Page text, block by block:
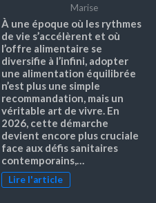
Marise
À une époque où les rythmes
de vie s’accélèrent et où
l’offre alimentaire se
diversifie à l’infini, adopter
une alimentation équilibrée
n’est plus une simple
recommandation, mais un
véritable art de vivre. En
2026, cette démarche
devient encore plus cruciale
face aux défis sanitaires
contemporains,…
Lire l'article